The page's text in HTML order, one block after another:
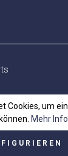
Cookies, um
Mehr